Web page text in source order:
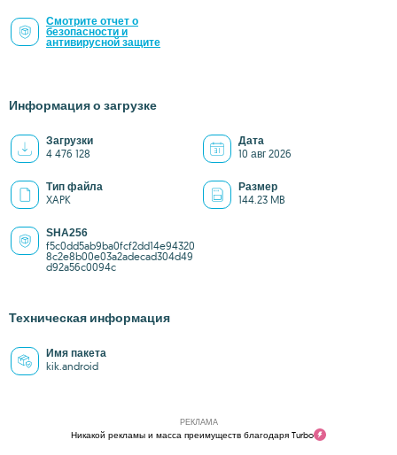
Смотрите отчет о
безопасности и
антивирусной защите
Информация о загрузке
Загрузки
4 476 128
Дата
10 авг 2026
Тип файла
XAPK
Размер
144.23 MB
SHA256
f5c0dd5ab9ba0fcf2dd14e94320
8c2e8b00e03a2adecad304d49
d92a56c0094c
Техническая информация
Имя пакета
kik.android
РЕКЛАМА
Никакой рекламы и масса преимуществ благодаря Turbo